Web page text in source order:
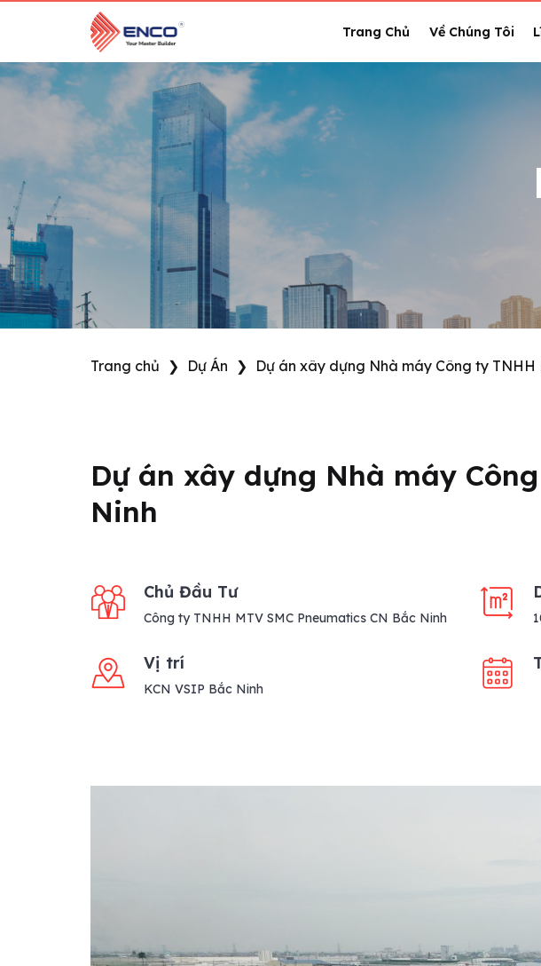
Trang Chủ Về Chúng Tôi
Trang chủ ❯ Dự Án ❯ Dự án xây dựng Nhà máy Công ty TNHH
Dự án xây dựng Nhà máy
Ninh
Chủ Đầu Tư
Công ty TNHH MTV SMC Pneumatics CN Bắc Ninh
Vị trí
KCN VSIP Bắc Ninh